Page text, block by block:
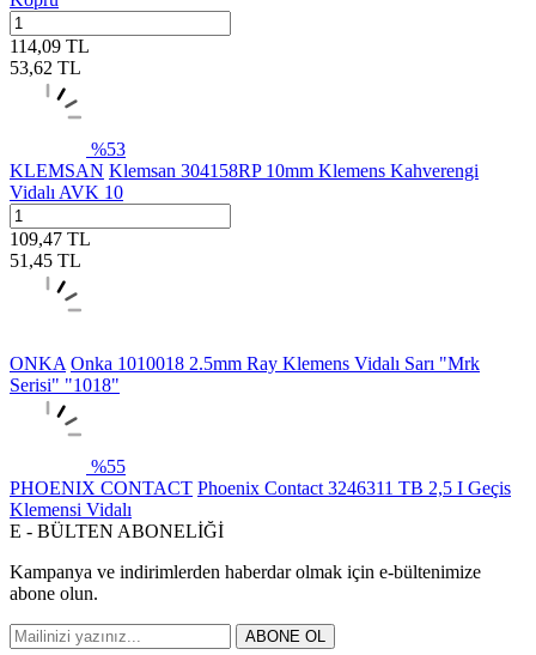
114,09 TL
53,62 TL
%53
KLEMSAN Klemsan 304158RP 10mm Klemens Kahverengi
Vidalı AVK 10
109,47 TL
51,45 TL
ONKA Onka 1010018 2.5mm Ray Klemens Vidalı Sarı "Mrk
Serisi" "1018"
%55
PHOENIX CONTACT Phoenix Contact 3246311 TB 2,5 I Geçis
Klemensi Vidalı
E - BÜLTEN ABONELİĞİ
Kampanya ve indirimlerden haberdar olmak için e-bültenimize
abone olun.
ABONE OL